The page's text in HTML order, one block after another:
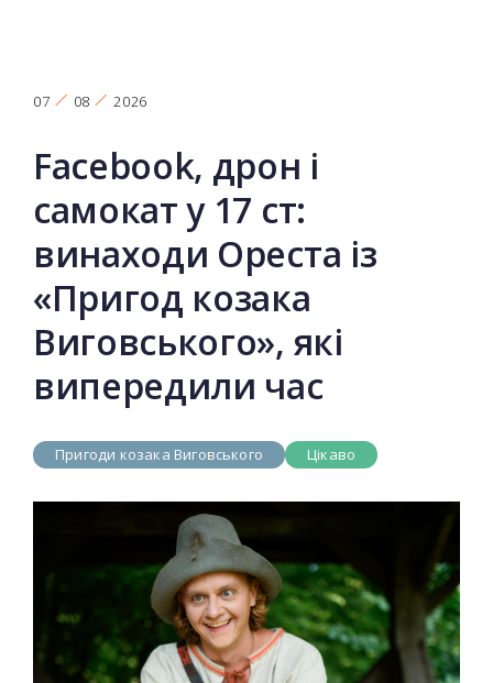
07 08 2026
Facebook, дрон і
самокат у 17 ст:
винаходи Ореста із
«Пригод козака
Виговського», які
випередили час
Пригоди козака Виговського Цікаво